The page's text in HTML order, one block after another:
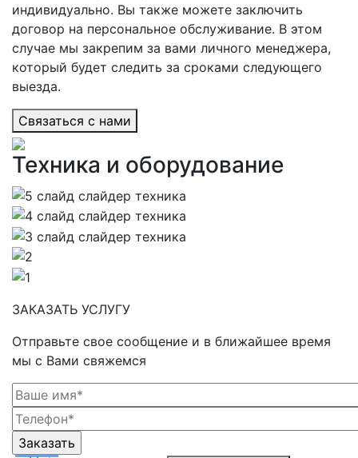
индивидуально. Вы также можете заключить
договор на персональное обслуживание. В этом
случае мы закрепим за вами личного менеджера,
который будет следить за сроками следующего
выезда.
Cвязаться с нами
Техника и оборудование
ЗАКАЗАТЬ УСЛУГУ
Отправьте свое сообщение и в ближайшее время
мы с Вами свяжемся